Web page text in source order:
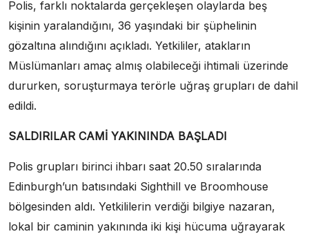
Polis, farklı noktalarda gerçekleşen olaylarda beş
kişinin yaralandığını, 36 yaşındaki bir şüphelinin
gözaltına alındığını açıkladı. Yetkililer, atakların
Müslümanları amaç almış olabileceği ihtimali üzerinde
dururken, soruşturmaya terörle uğraş grupları de dahil
edildi.
SALDIRILAR CAMİ YAKININDA BAŞLADI
Polis grupları birinci ihbarı saat 20.50 sıralarında
Edinburgh’un batısındaki Sighthill ve Broomhouse
bölgesinden aldı. Yetkililerin verdiği bilgiye nazaran,
lokal bir caminin yakınında iki kişi hücuma uğrayarak